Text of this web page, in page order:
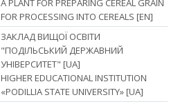
A PLANT FOR PREPARING CEREAL GRAIN
FOR PROCESSING INTO CEREALS [EN]
ЗАКЛАД ВИЩОЇ ОСВІТИ
"ПОДІЛЬСЬКИЙ ДЕРЖАВНИЙ
УНІВЕРСИТЕТ" [UA]
HIGHER EDUCATIONAL INSTITUTION
«PODILLIA STATE UNIVERSITY» [UA]